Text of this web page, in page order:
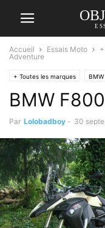
Accueil Essais Moto
Adventure
+ Toutes les marques BMW
BMW
Par Lolobadboy - 30